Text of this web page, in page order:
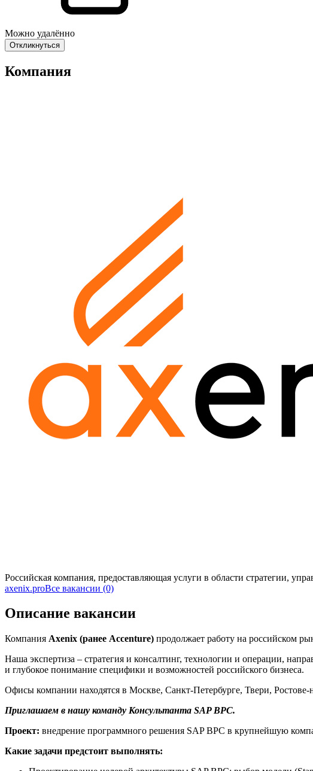
Можно удалённо
Откликнуться
Компания
Российская компания, предоставляющая услуги в области стратегии,
axenix.proВсе вакансии (0)
Описание вакансии
Компания Axenix (ранее Accenture) продолжает работу на российском
Наша экспертиза – стратегия и консалтинг, технологии и операции,
и глубокое понимание специфики и возможностей российского бизнеса.
Офисы компании находятся в Москве, Санкт-Петербурге, Твери,
Приглашаем в нашу команду Консультанта SAP BPC.
Проект: внедрение программного решения SAP BPC в крупнейшую
Какие задачи предстоит выполнять: